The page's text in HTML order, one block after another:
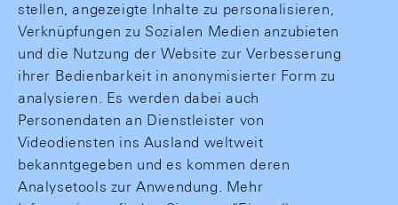
stellen, angezeigte Inhalte zu personalisieren,
Verknüpfungen zu Sozialen Medien anzubieten
und die Nutzung der Website zur Verbesserung
ihrer Bedienbarkeit in anonymisierter Form zu
analysieren. Es werden dabei auch
Personendaten an Dienstleister von
Videodiensten ins Ausland weltweit
bekanntgegeben und es kommen deren
Analysetools zur Anwendung. Mehr